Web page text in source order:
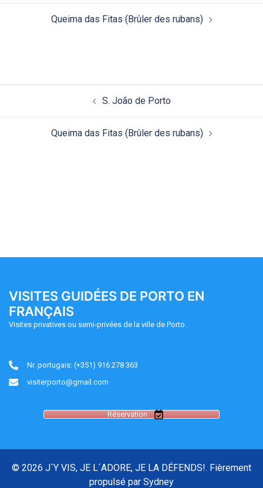
Queima das Fitas (Brûler des rubans)
S. João de Porto
Queima das Fitas (Brûler des rubans)
VISITES GUIDÉES DE PORTO EN
FRANÇAIS
Visites privatives ou semi-privées de la ville de Porto.
Nr. portugais: (+351) 916 278 363
visiterporto@gmail.com
Réservation
© 2026 J´Y VIS, JE L´ADORE, JE LA DÉFENDS!. Fièrement
propulsé par Sydney